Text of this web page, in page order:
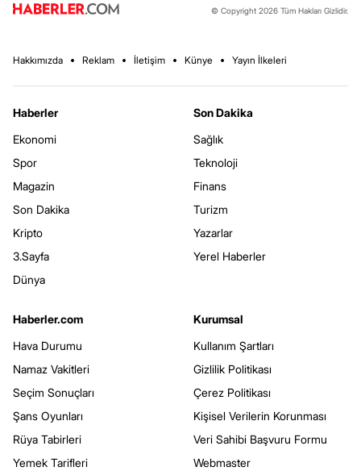
© Copyright 2026 Tüm Hakları Gizlidir.
Hakkımızda Reklam İletişim Künye Yayın İlkeleri
Haberler
Ekonomi
Spor
Magazin
Son Dakika
Kripto
3.Sayfa
Dünya
Son Dakika
Sağlık
Teknoloji
Finans
Turizm
Yazarlar
Yerel Haberler
Haberler.com
Hava Durumu
Namaz Vakitleri
Seçim Sonuçları
Şans Oyunları
Rüya Tabirleri
Yemek Tarifleri
Kurumsal
Kullanım Şartları
Gizlilik Politikası
Çerez Politikası
Kişisel Verilerin Korunması
Veri Sahibi Başvuru Formu
Webmaster